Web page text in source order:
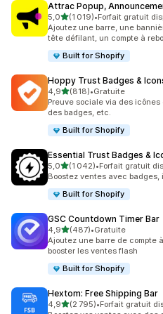
Attrac Popup,
5,0étoile(s) sur 5
(1 019)
1019 avis au total
•Forfait gratuit
Ajoutez une barre, une
tête défilant, un compte à
Built for Shopify
Hoppy Trust Badges &
4,9étoile(s) sur 5
(818)
818 avis au total
•Gratuite
Preuve sociale via des
des badges, etc.
Built for Shopify
Essential Trust Badges &
5,0étoile(s) sur 5
(1 042)
1042 avis au total
•Forfait gratuit
Boostez ventes avec
Built for Shopify
GSC Countdown Timer Bar
4,9étoile(s) sur 5
(487)
487 avis au total
•Gratuite
Ajoutez une barre de compte
booster les ventes flash
Built for Shopify
Hextom: Free Shipping Bar
4,9étoile(s) sur 5
(2 795)
2795 avis au total
•Forfait gratuit